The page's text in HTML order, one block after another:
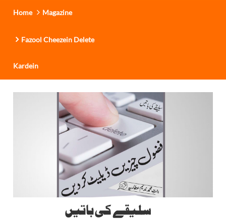
Home Magazine
Fazool Cheezein Delete
Kardein
سلیقے کی باتیں